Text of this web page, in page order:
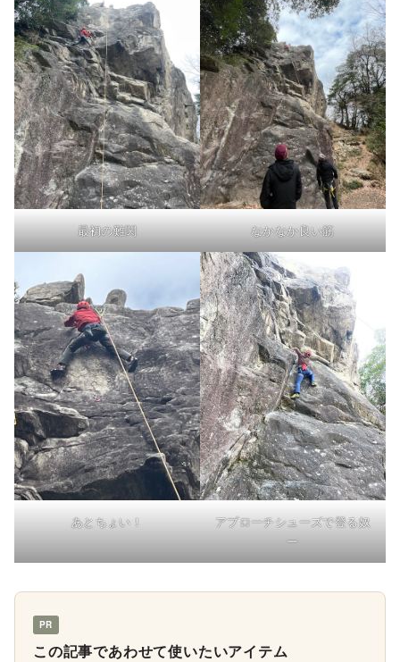
最初の難関 なかなか良い筋
あとちょい！
アプローチシューズで登る奴
ー
PR
この記事であわせて使いたいアイテム